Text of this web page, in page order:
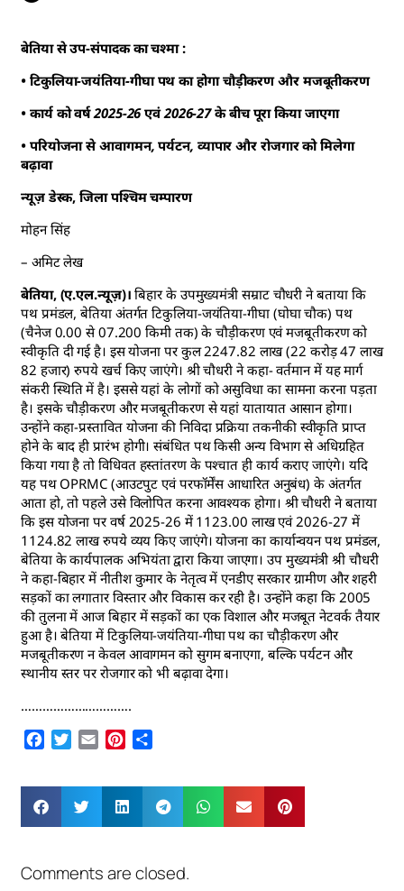
बेतिया से उप-संपादक का चश्मा :
• टिकुलिया-जयंतिया-गीघा पथ का होगा चौड़ीकरण और मजबूतीकरण
• कार्य को वर्ष 2025-26 एवं 2026-27 के बीच पूरा किया जाएगा
• परियोजना से आवागमन, पर्यटन, व्यापार और रोजगार को मिलेगा
बढ़ावा
न्यूज़ डेस्क, जिला पश्चिम चम्पारण
मोहन सिंह
– अमिट लेख
बेतिया, (ए.एल.न्यूज़)। बिहार के उपमुख्यमंत्री सम्राट चौधरी ने बताया कि
पथ प्रमंडल, बेतिया अंतर्गत टिकुलिया-जयंतिया-गीघा (घोघा चौक) पथ
(चैनेज 0.00 से 07.200 किमी तक) के चौड़ीकरण एवं मजबूतीकरण को
स्वीकृति दी गई है। इस योजना पर कुल 2247.82 लाख (22 करोड़ 47 लाख
82 हजार) रुपये खर्च किए जाएंगे। श्री चौधरी ने कहा- वर्तमान में यह मार्ग
संकरी स्थिति में है। इससे यहां के लोगों को असुविधा का सामना करना पड़ता
है। इसके चौड़ीकरण और मजबूतीकरण से यहां यातायात आसान होगा।
उन्होंने कहा-प्रस्तावित योजना की निविदा प्रक्रिया तकनीकी स्वीकृति प्राप्त
होने के बाद ही प्रारंभ होगी। संबंधित पथ किसी अन्य विभाग से अधिग्रहित
किया गया है तो विधिवत हस्तांतरण के पश्चात ही कार्य कराए जाएंगे। यदि
यह पथ OPRMC (आउटपुट एवं परफॉर्मेंस आधारित अनुबंध) के अंतर्गत
आता हो, तो पहले उसे विलोपित करना आवश्यक होगा। श्री चौधरी ने बताया
कि इस योजना पर वर्ष 2025-26 में 1123.00 लाख एवं 2026-27 में
1124.82 लाख रुपये व्यय किए जाएंगे। योजना का कार्यान्वयन पथ प्रमंडल,
बेतिया के कार्यपालक अभियंता द्वारा किया जाएगा। उप मुख्यमंत्री श्री चौधरी
ने कहा-बिहार में नीतीश कुमार के नेतृत्व में एनडीए सरकार ग्रामीण और शहरी
सड़कों का लगातार विस्तार और विकास कर रही है। उन्होंने कहा कि 2005
की तुलना में आज बिहार में सड़कों का एक विशाल और मजबूत नेटवर्क तैयार
हुआ है। बेतिया में टिकुलिया-जयंतिया-गीघा पथ का चौड़ीकरण और
मजबूतीकरण न केवल आवागमन को सुगम बनाएगा, बल्कि पर्यटन और
स्थानीय स्तर पर रोजगार को भी बढ़ावा देगा।
………………………….
Facebook
Twitter
Email Pinterest
Comments are closed.